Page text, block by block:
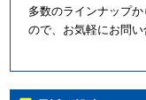
多数のラインナップ
ので、お気軽にお問い